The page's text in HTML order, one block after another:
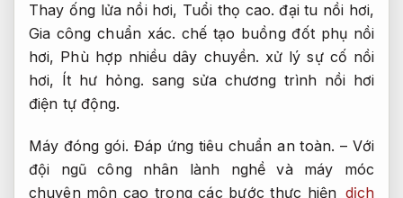
Thay ống lửa nồi hơi, Tuổi thọ cao. đại tu nồi hơi,
Gia công chuẩn xác. chế tạo buồng đốt phụ nồi
hơi, Phù hợp nhiều dây chuyền. xử lý sự cố nồi
hơi, Ít hư hỏng. sang sửa chương trình nồi hơi
điện tự động.
Máy đóng gói. Đáp ứng tiêu chuẩn an toàn. – Với
đội ngũ công nhân lành nghề và máy móc
chuyên môn cao trong các bước thực hiện dịch